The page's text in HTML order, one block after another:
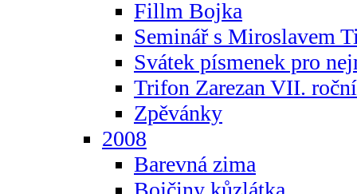
Fillm Bojka
Seminář s Miroslavem
Svátek písmenek pro
Trifon Zarezan VII.
Zpěvánky
2008
Barevná zima